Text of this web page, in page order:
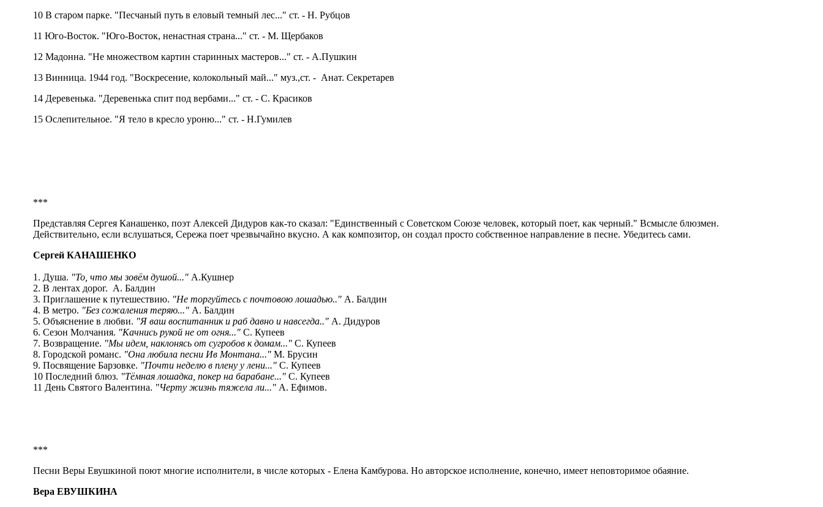
10 В старом парке. "Песчаный путь в еловый темный лес..." ст. - Н. Рубцов
11 Юго-Восток. "Юго-Восток, ненастная страна..." ст. - М. Щербаков
12 Мадонна. "Не множеством картин старинных мастеров..." ст. - А.Пушкин
13 Винница. 1944 год. "Воскресение, колокольный май..." муз.,ст. - Анат. Секретарев
14 Деревенька. "Деревенька спит под вербами..." ст. - С. Красиков
15 Ослепительное. "Я тело в кресло уроню..." ст. - Н.Гумилев
***
Представляя Сергея Канашенко, поэт Алексей Дидуров как-то сказал: "Единственный с Советском Союзе человек, который поет, как черный." Всмысле блюзмен.
Действительно, если вслушаться, Сережа поет чрезвычайно вкусно. А как композитор, он создал просто собственное направление в песне. Убедитесь сами.
Сергей КАНАШЕНКО
1. Душа. "То, что мы зовём душой..." А.Кушнер
2. В лентах дорог. А. Балдин
3. Приглашение к путешествию. "Не торгуйтесь с почтовою лошадью.." А. Балдин
4. В метро. "Без сожаления теряю..." А. Балдин
5. Объяснение в любви. "Я ваш воспитанник и раб давно и навсегда.." А. Дидуров
6. Сезон Молчания. "Качнись рукой не от огня..." С. Купеев
7. Возвращение. "Мы идем, наклонясь от сугробов к домам..." С. Купеев
8. Городской романс. "Она любила песни Ив Монтана..." М. Брусин
9. Посвящение Барзовке. "Почти неделю в плену у лени..." С. Купеев
10 Последний блюз. "Тёмная лошадка, покер на барабане..." С. Купеев
11 День Святого Валентина. "Черту жизнь тяжела ли..." А. Ефимов.
***
Песни Веры Евушкиной поют многие исполнители, в числе которых - Елена Камбурова. Но авторское исполнение, конечно, имеет неповторимое обаяние.
Вера ЕВУШКИНА